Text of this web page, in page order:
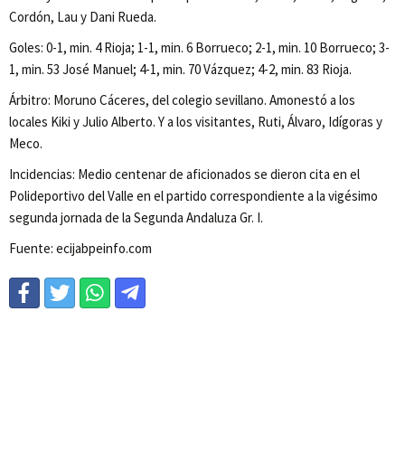
Cordón, Lau y Dani Rueda.
Goles: 0-1, min. 4 Rioja; 1-1, min. 6 Borrueco; 2-1, min. 10 Borrueco; 3-
1, min. 53 José Manuel; 4-1, min. 70 Vázquez; 4-2, min. 83 Rioja.
Árbitro: Moruno Cáceres, del colegio sevillano. Amonestó a los
locales Kiki y Julio Alberto. Y a los visitantes, Ruti, Álvaro, Idígoras y
Meco.
Incidencias: Medio centenar de aficionados se dieron cita en el
Polideportivo del Valle en el partido correspondiente a la vigésimo
segunda jornada de la Segunda Andaluza Gr. I.
Fuente: ecijabpeinfo.com